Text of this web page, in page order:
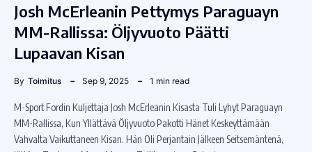
Josh McErleanin Pettymys Paraguayn
MM-Rallissa: Öljyvuoto Päätti
Lupaavan Kisan
By Toimitus Sep 9, 2025 1 min read
M-Sport Fordin Kuljettaja Josh McErleanin Kisasta Tuli Lyhyt Paraguayn
MM-Rallissa, Kun Yllättävä Öljyvuoto Pakotti Hänet Keskeyttämään
Vahvalta Vaikuttaneen Kisan. Hän Oli Perjantain Jälkeen Seitsemäntenä,